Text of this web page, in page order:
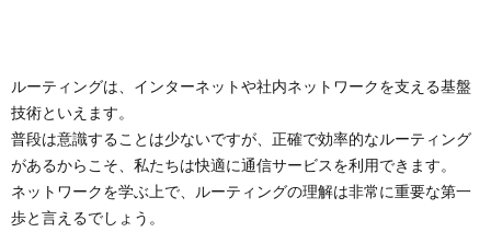
ルーティングは、インターネットや社内ネットワークを支える基盤
技術といえます。
普段は意識することは少ないですが、正確で効率的なルーティング
があるからこそ、私たちは快適に通信サービスを利用できます。
ネットワークを学ぶ上で、ルーティングの理解は非常に重要な第一
歩と言えるでしょう。